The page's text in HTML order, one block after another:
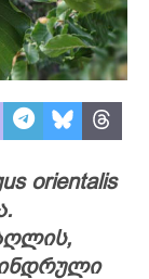
orientalis